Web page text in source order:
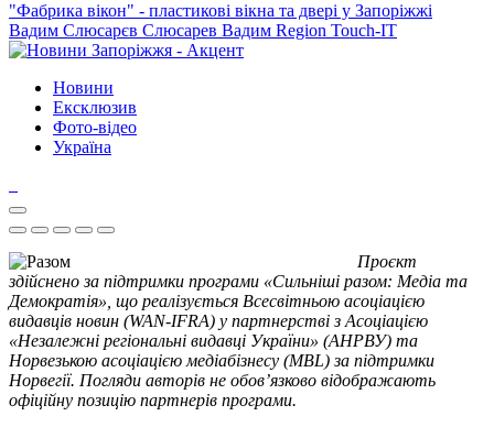
"Фабрика вікон" - пластикові вікна та двері у Запоріжжі
Вадим Слюсарєв Слюсарев Вадим Region Touch-IT
Новини
Ексклюзив
Фото-відео
Україна
Проєкт
здійснено за підтримки програми «Сильніші разом: Медіа та
Демократія», що реалізується Всесвітньою асоціацією
видавців новин (WAN-IFRA) у партнерстві з Асоціацією
«Незалежні регіональні видавці України» (АНРВУ) та
Норвезькою асоціацією медіабізнесу (MBL) за підтримки
Норвегії. Погляди авторів не обов’язково відображають
офіційну позицію партнерів програми.